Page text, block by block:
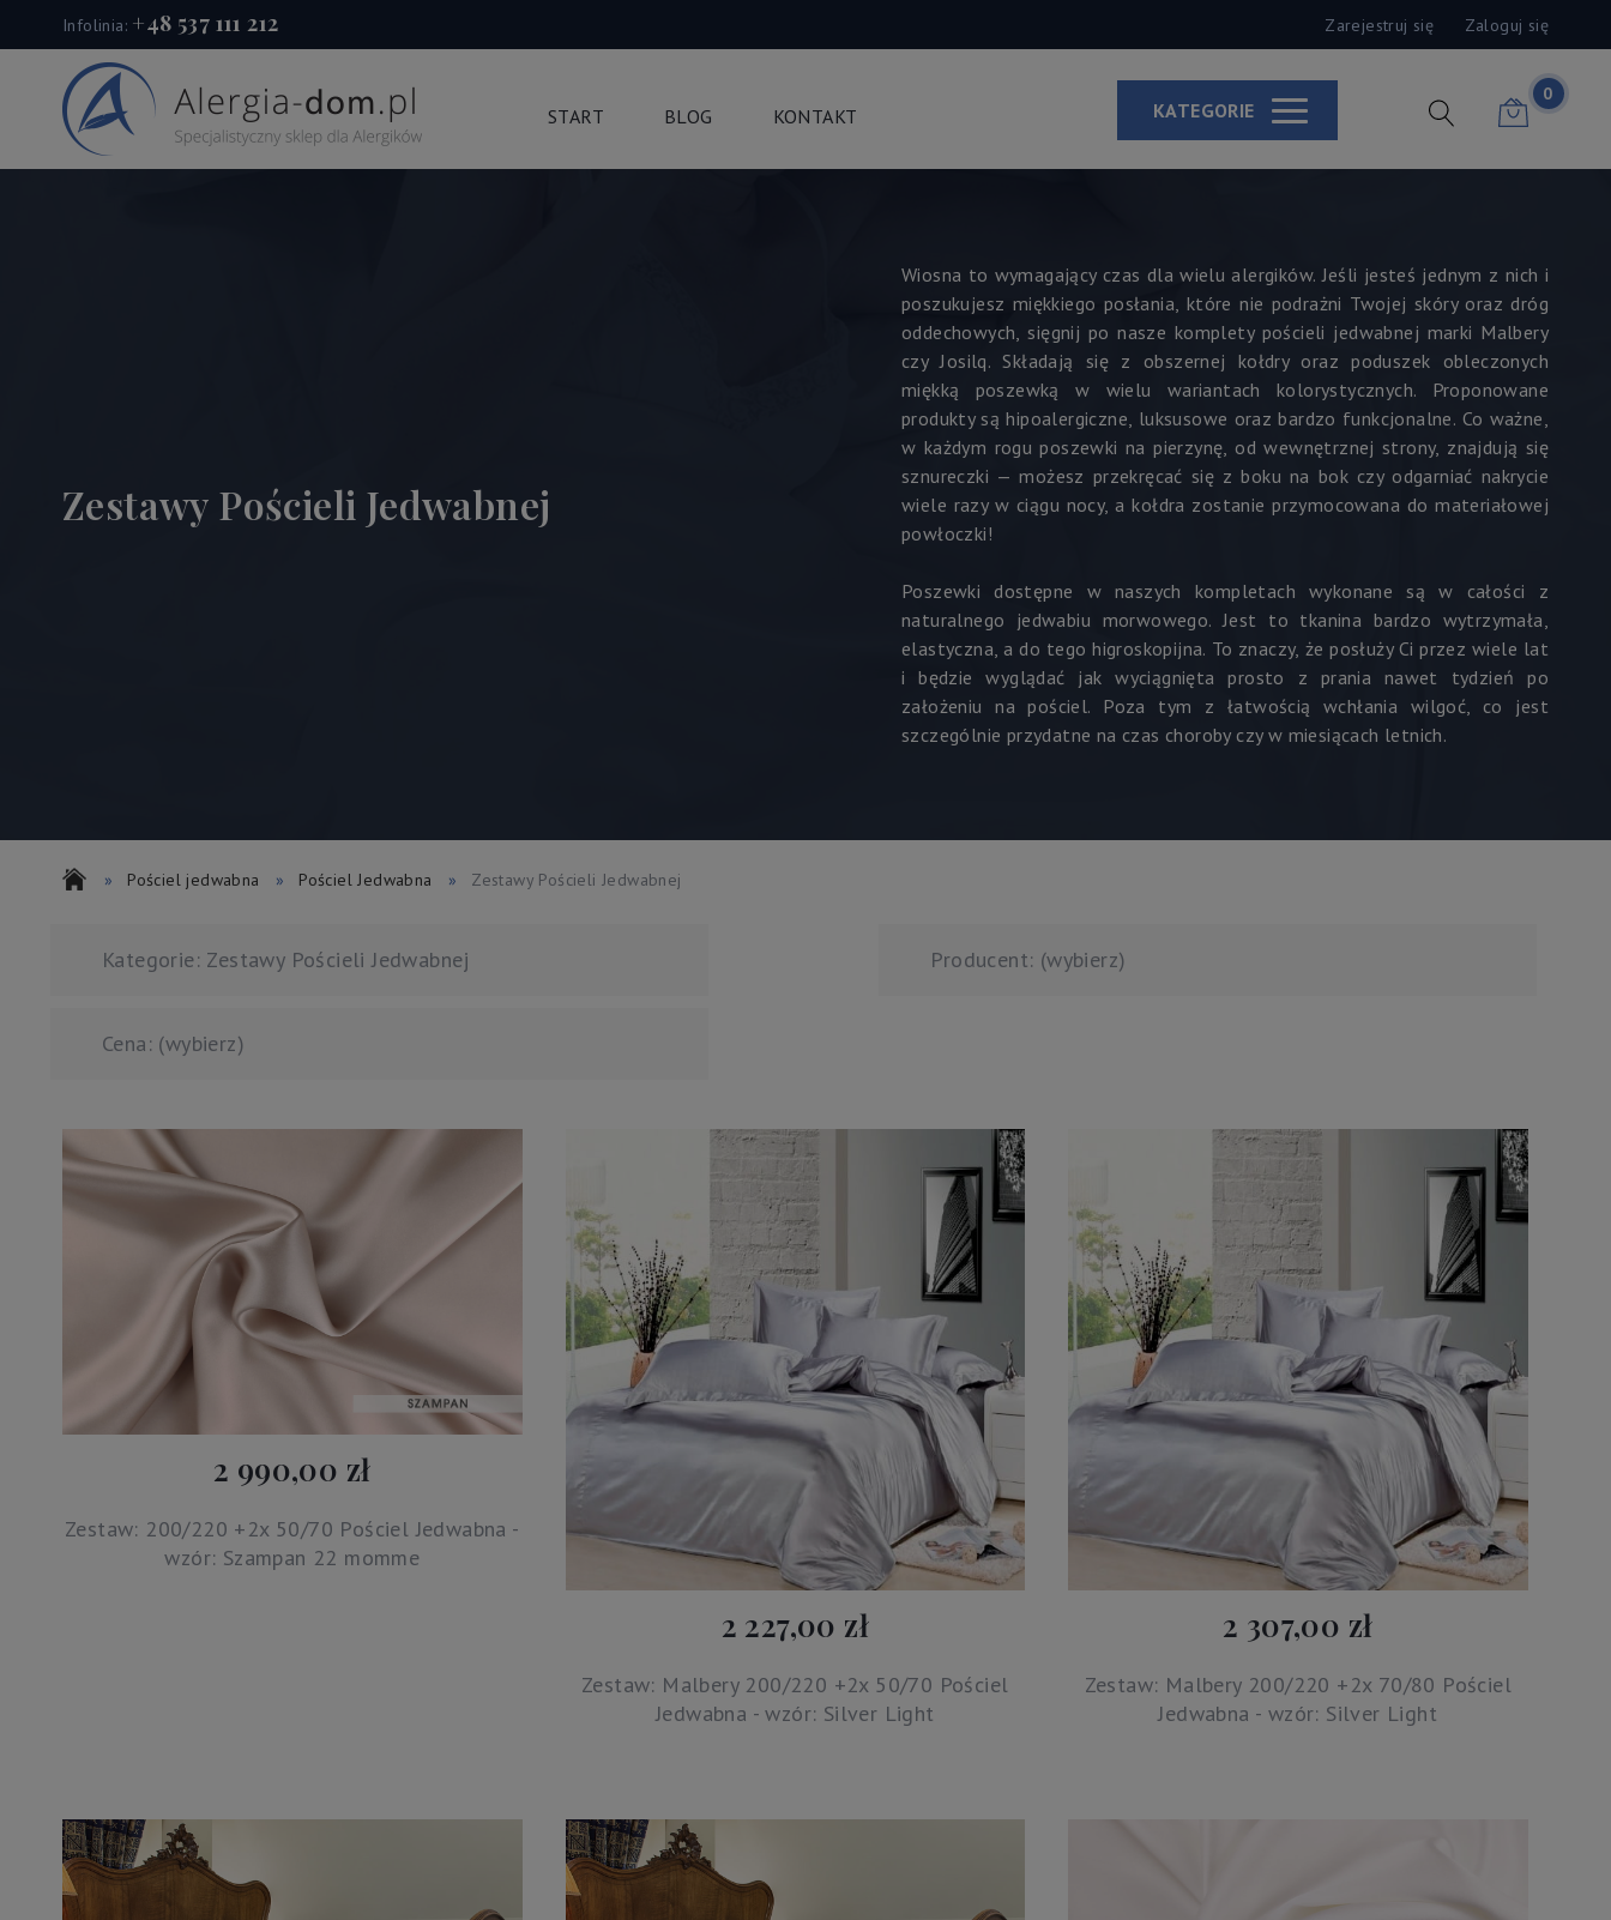
Infolinia: +48 537 111 212 Zarejestruj się Zaloguj się
START BLOG KONTAKT KATEGORIE
0
Zestawy Pościeli Jedwabnej
Wiosna to wymagający czas dla wielu alergików. Jeśli jesteś jednym z nich i
poszukujesz miękkiego posłania, które nie podrażni Twojej skóry oraz dróg
oddechowych, sięgnij po nasze komplety pościeli jedwabnej marki Malbery
czy Josilq. Składają się z obszernej kołdry oraz poduszek obleczonych
miękką poszewką w wielu wariantach kolorystycznych. Proponowane
produkty są hipoalergiczne, luksusowe oraz bardzo funkcjonalne. Co ważne,
w każdym rogu poszewki na pierzynę, od wewnętrznej strony, znajdują się
sznureczki — możesz przekręcać się z boku na bok czy odgarniać nakrycie
wiele razy w ciągu nocy, a kołdra zostanie przymocowana do materiałowej
powłoczki!
Poszewki dostępne w naszych kompletach wykonane są w całości z
naturalnego jedwabiu morwowego. Jest to tkanina bardzo wytrzymała,
elastyczna, a do tego higroskopijna. To znaczy, że posłuży Ci przez wiele lat
i będzie wyglądać jak wyciągnięta prosto z prania nawet tydzień po
założeniu na pościel. Poza tym z łatwością wchłania wilgoć, co jest
szczególnie przydatne na czas choroby czy w miesiącach letnich.
» Pościel jedwabna » Pościel Jedwabna » Zestawy Pościeli Jedwabnej
Kategorie: Zestawy Pościeli Jedwabnej Producent: (wybierz)
Cena: (wybierz)
2 990,00 zł
Zestaw: 200/220 +2x 50/70 Pościel Jedwabna -
wzór: Szampan 22 momme
2 227,00 zł
Zestaw: Malbery 200/220 +2x 50/70 Pościel
Jedwabna - wzór: Silver Light
2 307,00 zł
Zestaw: Malbery 200/220 +2x 70/80 Pościel
Jedwabna - wzór: Silver Light